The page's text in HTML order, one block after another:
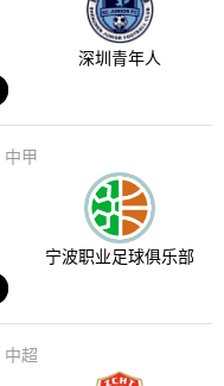
深圳青年人
中甲
宁波职业足球俱乐部
中超